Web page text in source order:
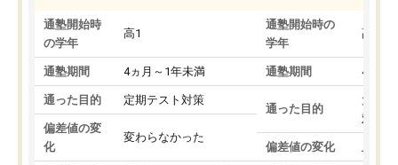
通塾開始時
の学年
高1
通塾期間 4ヵ月～1年未満
通った目的 定期テスト対策
偏差値の変
化
変わらなかった
通塾開始時の
学年
高3
通塾期間 4ヵ月
通った目的
大学
対策
偏差値の変化 上が